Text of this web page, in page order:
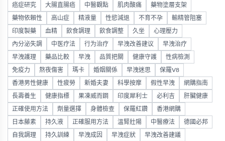
癌症研究 大腸直腸癌 中醫觀點 肌肉酸痛 藥物塗層支架
藥物依賴性 高山症 精液量 性慾減退 不育不孕 輸精管阻塞
印度製藥 血精 飲食調理 飲食調整 久坐 心理壓力
內分泌失調 中医疗法 行为治疗 早洩改善建议 早洩治疗
早洩護理 藥品比較 早洩 品質把關 健康守護 性病檢測
免疫力 熬夜傷害 瑪卡 婚姻關係 早洩迷思 保羅V8
香港男性健康 性疲勞 新婚夫妻 科學按摩 假性早洩 網購指南
長壽養生 健康指標 果凍威而鋼 印度犀利士 必利吉 肝臟健康
正確使用方法 劑量選擇 身體檢查 保羅紅鑽 香港網購
日本藤素 持久液 正確服用方法 溫腎壯陽 中醫療法 德國必邦
自我調理 持久訓練 早洩成因 早洩症狀 早洩改善建議